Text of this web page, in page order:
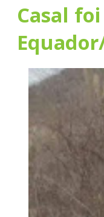
Casal